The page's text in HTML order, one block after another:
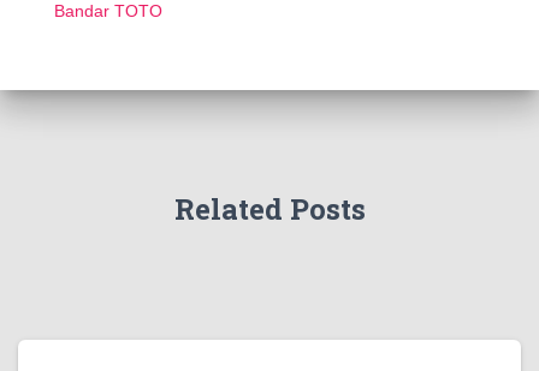
Bandar TOTO
Related Posts